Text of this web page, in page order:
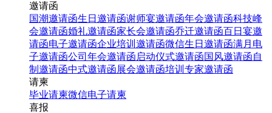
邀请函
国潮邀请函生日邀请函谢师宴邀请函年会邀请函科技峰
会邀请函婚礼邀请函家长会邀请函乔迁邀请函百日宴邀
请函电子邀请函企业培训邀请函微信生日邀请函满月电
子邀请函公司年会邀请函 启动仪式邀请函国风邀请函自
制邀请函中式邀请函展会邀请函培训专家邀请函
请柬
毕业请柬微信电子请柬
喜报